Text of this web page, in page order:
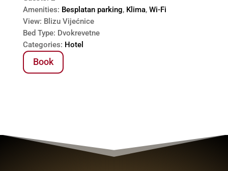
Amenities: Besplatan parking, Klima, Wi-Fi
View: Blizu Vijećnice
Bed Type: Dvokrevetne
Categories: Hotel
Book